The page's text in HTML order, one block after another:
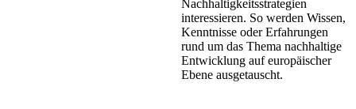
Nachhaltigkeitsstrategien
interessieren. So werden Wissen,
Kenntnisse oder Erfahrungen
rund um das Thema nachhaltige
Entwicklung auf europäischer
Ebene ausgetauscht.